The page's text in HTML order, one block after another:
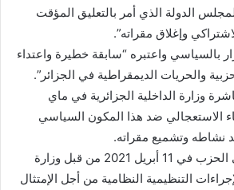
الدولة الذي أمر بالتعليق المؤقت
وإغلاق مقراته”.
بالسياسي واعتبره “سابقة خطيرة واعتداء
والحريات الديمقراطية في الجزائر”.
وزارة الداخلية الجزائرية في ماي
الاستعجالي ضد هذا المكون السياسي
نشاطه وتشميع مقراته.
وبالفعل، تم الحجز على الحزب في 11 أبريل 2021 من قبل وزارة
التنظيمية النظامية من أجل الإمتثال